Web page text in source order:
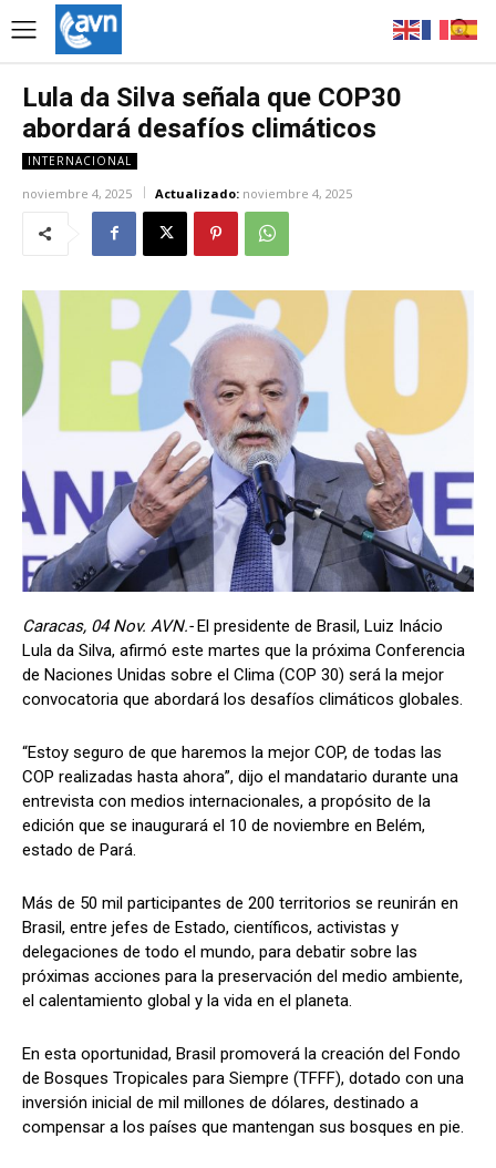
Lula da Silva señala que COP30
abordará desafíos climáticos
INTERNACIONAL
noviembre 4, 2025 Actualizado: noviembre 4, 2025
Caracas, 04 Nov. AVN.-El presidente de Brasil, Luiz Inácio
Lula da Silva, afirmó este martes que la próxima Conferencia
de Naciones Unidas sobre el Clima (COP 30) será la mejor
convocatoria que abordará los desafíos climáticos globales.
“Estoy seguro de que haremos la mejor COP, de todas las
COP realizadas hasta ahora”, dijo el mandatario durante una
entrevista con medios internacionales, a propósito de la
edición que se inaugurará el 10 de noviembre en Belém,
estado de Pará.
Más de 50 mil participantes de 200 territorios se reunirán en
Brasil, entre jefes de Estado, científicos, activistas y
delegaciones de todo el mundo, para debatir sobre las
próximas acciones para la preservación del medio ambiente,
el calentamiento global y la vida en el planeta.
En esta oportunidad, Brasil promoverá la creación del Fondo
de Bosques Tropicales para Siempre (TFFF), dotado con una
inversión inicial de mil millones de dólares, destinado a
compensar a los países que mantengan sus bosques en pie.